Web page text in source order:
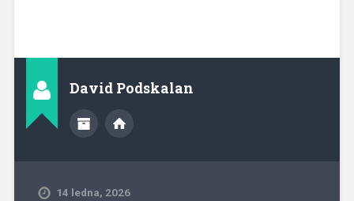
David Podskalan
14 ledna, 2026